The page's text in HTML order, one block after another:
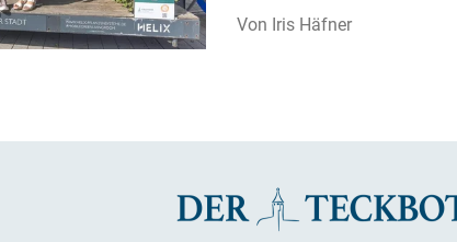
Iris Häfner